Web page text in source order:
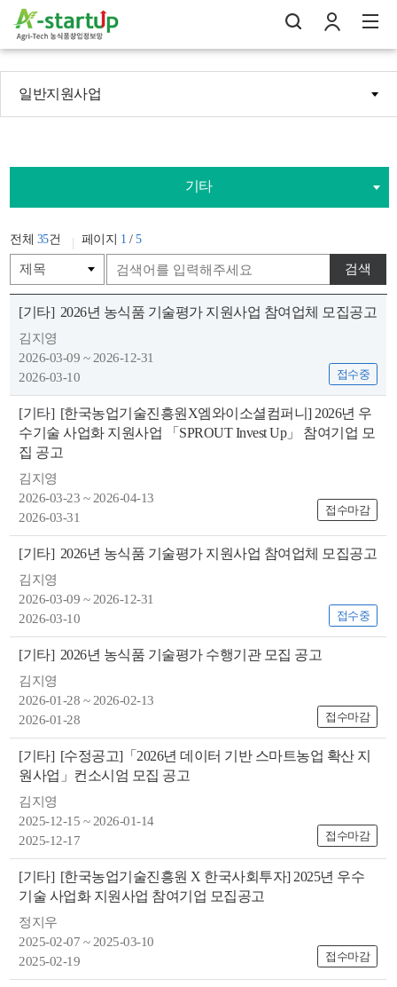
색 그 체
일반지원사업
기타
전체 35건 페이지 1 / 5
검색
[기타] 2026년 농식품 기술평가 지원사업 참여업체 모집공고
김지영
2026-03-09 ~ 2026-12-31
2026-03-10
접수중
[기타] [한국농업기술진흥원X엠와이소셜컴퍼니] 2026년 우
수기술 사업화 지원사업 「SPROUT Invest Up」 참여기업 모
집 공고
김지영
2026-03-23 ~ 2026-04-13
2026-03-31
접수마감
[기타] 2026년 농식품 기술평가 지원사업 참여업체 모집공고
김지영
2026-03-09 ~ 2026-12-31
2026-03-10
접수중
[기타] 2026년 농식품 기술평가 수행기관 모집 공고
김지영
2026-01-28 ~ 2026-02-13
2026-01-28
접수마감
[기타] [수정공고]「2026년 데이터 기반 스마트농업 확산 지
원사업」컨소시엄 모집 공고
김지영
2025-12-15 ~ 2026-01-14
2025-12-17
접수마감
[기타] [한국농업기술진흥원 X 한국사회투자] 2025년 우수
기술 사업화 지원사업 참여기업 모집공고
정지우
2025-02-07 ~ 2025-03-10
2025-02-19
접수마감